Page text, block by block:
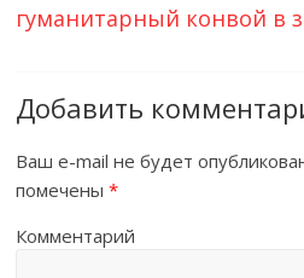
гуманитарный конвой в
Добавить
Ваш e-mail не будет
помечены*
Комментарий